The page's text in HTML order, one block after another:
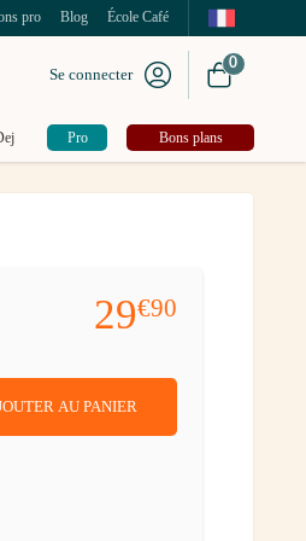
pro Blog École Café
Se connecter
0
Pro Bons plans
29€90
AU PANIER